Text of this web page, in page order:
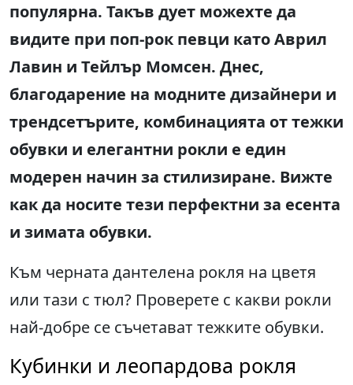
популярна. Такъв дует можехте да
видите при поп-рок певци като Аврил
Лавин и Тейлър Момсен. Днес,
благодарение на модните дизайнери и
трендсетърите, комбинацията от тежки
обувки и елегантни рокли е един
модерен начин за стилизиране. Вижте
как да носите тези перфектни за есента
и зимата обувки.
Към черната дантелена рокля на цветя
или тази с тюл? Проверете с какви рокли
най-добре се съчетават тежките обувки.
Кубинки и леопардова рокля